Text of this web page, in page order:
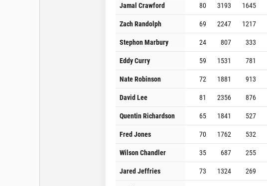
Jamal Crawford 80 3193 1645
Zach Randolph
69 2247 1217
Stephon Marbury
24 807 333
Eddy Curry
59 1531 781
Nate Robinson
72 1881 913
David Lee
81 2356 876
Quentin Richardson
65 1841 527
Fred Jones
70 1762 532
Wilson Chandler
35 687 255
Jared Jeffries
73 1324 269